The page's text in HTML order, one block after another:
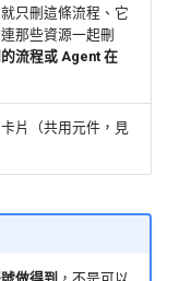
只刪這條流程、它
那些資源一起刪
流程或 Agent 在
片（共用元件，見